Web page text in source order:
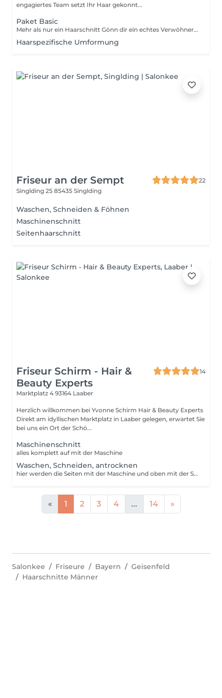
engagiertes Team setzt Ihr Haar gekonnt...
Paket Basic
Mehr als nur ein Haarschnitt Gönn dir ein echtes Verwöhnerlebnis: Unsere Paket Basic ist perfekt, wenn du mehr willst als nur einen Haarschnitt. Entspannung, Präzision und ein perfekter Look alles in einer Sitzung. Unser Service für dich: - Individuelle Beratung für den perfekten Schnitt - Verwöhnhaarwäsche am Liegewaschbecken - Präziser Haarschnitt, abgestimmt auf deinen Stil - eine zweite Haarwäsche - Augenbrauen trimmen - Professionelles Styling Wahlweise dazu: - Barttrimm - Nassrasur - Relax-Massage Gönn dir den Luxus, den du verdienst.
Haarspezifische Umformung
Friseur an der Sempt
22
Singlding 25 85435 Singlding
Waschen, Schneiden & Föhnen
Maschinenschnitt
Seitenhaarschnitt
Friseur Schirm - Hair &
Beauty Experts
14
Marktplatz 4 93164 Laaber
Herzlich willkommen bei Yvonne Schirm Hair & Beauty Experts
Direkt am idyllischen Marktplatz in Laaber gelegen, erwartet Sie
bei uns ein Ort der Schö...
Maschinenschnitt
alles komplett auf mit der Maschine
Waschen, Schneiden, antrocknen
hier werden die Seiten mit der Maschine und oben mit der Schere geschnitten
« 1 2 3 4 ... 14 »
Salonkee Friseure Bayern
Geisenfeld
Haarschnitte Männer